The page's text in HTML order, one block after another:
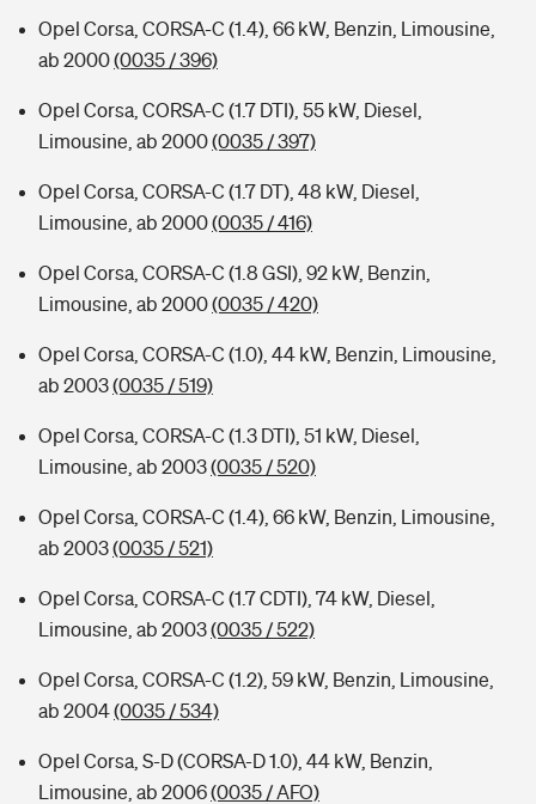
Typklassen: So ist Ihr Auto eingestuft
Opel Corsa, CORSA-C (1.4), 66 kW, Benzin, Limousine,
ab 2000(0035 / 396)
Opel Corsa, CORSA-C (1.7 DTI), 55 kW, Diesel,
Limousine, ab 2000(0035 / 397)
Opel Corsa, CORSA-C (1.7 DT), 48 kW, Diesel,
Limousine, ab 2000(0035 / 416)
Opel Corsa, CORSA-C (1.8 GSI), 92 kW, Benzin,
Limousine, ab 2000(0035 / 420)
Opel Corsa, CORSA-C (1.0), 44 kW, Benzin, Limousine,
ab 2003(0035 / 519)
Opel Corsa, CORSA-C (1.3 DTI), 51 kW, Diesel,
Limousine, ab 2003(0035 / 520)
Opel Corsa, CORSA-C (1.4), 66 kW, Benzin, Limousine,
ab 2003(0035 / 521)
Opel Corsa, CORSA-C (1.7 CDTI), 74 kW, Diesel,
Limousine, ab 2003(0035 / 522)
Opel Corsa, CORSA-C (1.2), 59 kW, Benzin, Limousine,
ab 2004(0035 / 534)
Opel Corsa, S-D (CORSA-D 1.0), 44 kW, Benzin,
Limousine, ab 2006(0035 / AFO)